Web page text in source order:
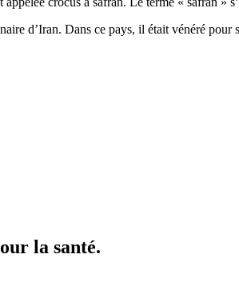
d’Iran. Dans ce pays, il était vénéré
la santé.